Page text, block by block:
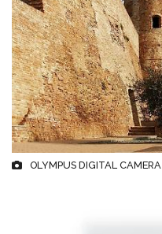
OLYMPUS DIGITAL CAMERA